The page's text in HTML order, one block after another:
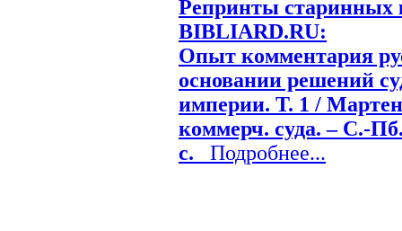
Репринты старинных
BIBLIARD.RU:
Опыт комментария
основании решений
империи. Т. 1 /
коммерч. суда. – С.-
с. Подробнее...